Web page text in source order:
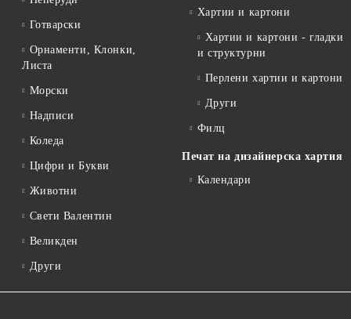
Готварски
Орнаменти, Клонки,
Листа
Морски
Надписи
Коледа
Цифри и Букви
Животни
Свети Валентин
Великден
Други
Хартии и картони
Хартии и картони - гладки
и структурни
Перлени хартии и картони
Други
Филц
Печат на дизайнерска хартия
Календари